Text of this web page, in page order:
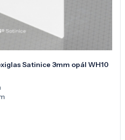
Satinice 3mm opál WH10